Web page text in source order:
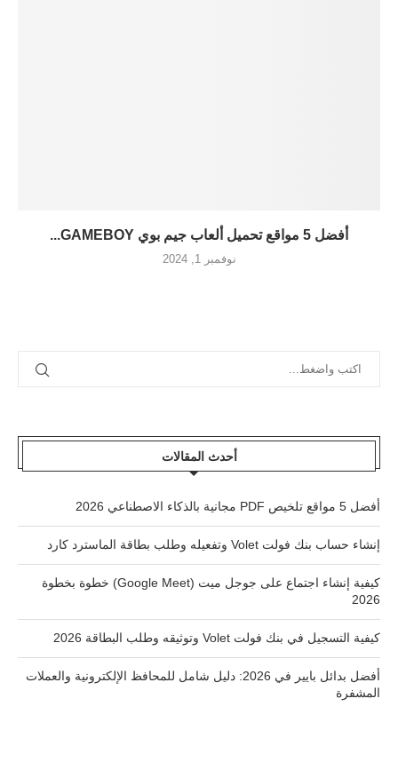
أفضل 5 مواقع تحميل ألعاب جيم بوي GAMEBOY...
نوفمبر 1, 2024
أحدث المقالات
أفضل 5 مواقع تلخيص PDF مجانية بالذكاء الاصطناعي 2026
إنشاء حساب بنك فولت Volet وتفعيله وطلب بطاقة الماسترد كارد
كيفية إنشاء اجتماع على جوجل ميت (Google Meet) خطوة بخطوة
2026
كيفية التسجيل في بنك فولت Volet وتوثيقه وطلب البطاقة 2026
أفضل بدائل بايير في 2026: دليل شامل للمحافظ الإلكترونية والعملات
المشفرة